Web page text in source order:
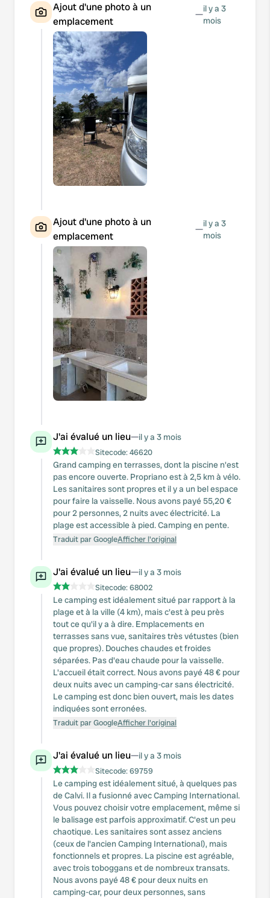
Ajout d'une photo à un
emplacement
—il y a 3
mois
Ajout d'une photo à un
emplacement
—il y a 3
mois
J'ai évalué un lieu—il y a 3 mois
Sitecode:46620
Grand camping en terrasses, dont la piscine n'est
pas encore ouverte. Propriano est à 2,5 km à vélo.
Les sanitaires sont propres et il y a un bel espace
pour faire la vaisselle. Nous avons payé 55,20 €
pour 2 personnes, 2 nuits avec électricité. La
plage est accessible à pied. Camping en pente.
Traduit par GoogleAfficher l'original
J'ai évalué un lieu—il y a 3 mois
Sitecode:68002
Le camping est idéalement situé par rapport à la
plage et à la ville (4 km), mais c'est à peu près
tout ce qu'il y a à dire. Emplacements en
terrasses sans vue, sanitaires très vétustes (bien
que propres). Douches chaudes et froides
séparées. Pas d'eau chaude pour la vaisselle.
L'accueil était correct. Nous avons payé 48 € pour
deux nuits avec un camping-car sans électricité.
Le camping est donc bien ouvert, mais les dates
indiquées sont erronées.
Traduit par GoogleAfficher l'original
J'ai évalué un lieu—il y a 3 mois
Sitecode:69759
Le camping est idéalement situé, à quelques pas
de Calvi. Il a fusionné avec Camping International.
Vous pouvez choisir votre emplacement, même si
le balisage est parfois approximatif. C'est un peu
chaotique. Les sanitaires sont assez anciens
(ceux de l'ancien Camping International), mais
fonctionnels et propres. La piscine est agréable,
avec trois toboggans et de nombreux transats.
Nous avons payé 48 € pour deux nuits en
camping-car, pour deux personnes, sans